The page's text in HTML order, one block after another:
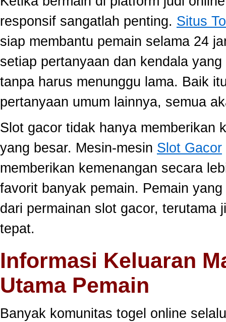
responsif sangatlah penting. Situs
siap membantu pemain selama 24
setiap pertanyaan dan kendala
tanpa harus menunggu lama. Baik
pertanyaan umum lainnya, semua
Slot gacor tidak hanya memberikan
yang besar. Mesin-mesin Slot Gacor
memberikan kemenangan secara
favorit banyak pemain. Pemain
dari permainan slot gacor, terutama
tepat.
Informasi Keluaran
Utama Pemain
Banyak komunitas togel online